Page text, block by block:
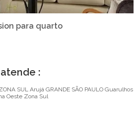
para quarto
:
SUL Arujá GRANDE SÃO PAULO Guarulhos
Oeste Zona Sul